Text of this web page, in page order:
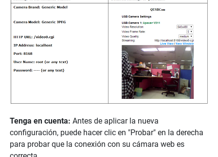
Tenga en cuenta: Antes de aplicar la nueva
configuración, puede hacer clic en "Probar" en la derecha
para probar que la conexión con su cámara web es